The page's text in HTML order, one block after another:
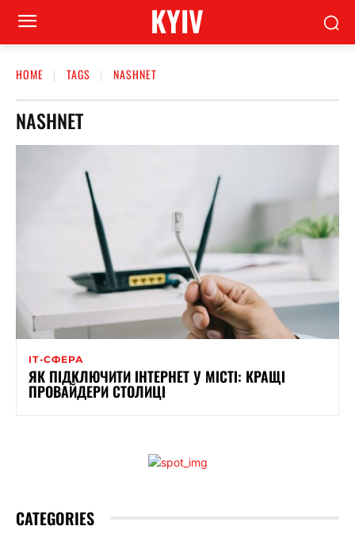
KYIV
HOME TAGS NASHNET
NASHNET
ІТ-СФЕРА
ЯК ПІДКЛЮЧИТИ ІНТЕРНЕТ У МІСТІ: КРАЩІ
ПРОВАЙДЕРИ СТОЛИЦІ
CATEGORIES